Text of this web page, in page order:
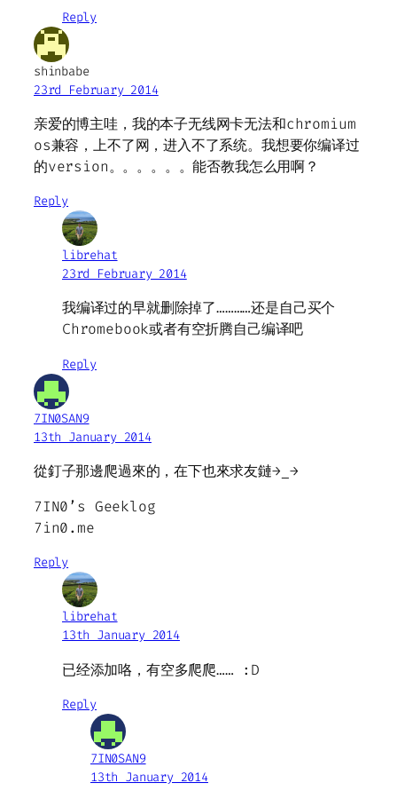
Reply
shinbabe
23rd February 2014
亲爱的博主哇，我的本子无线网卡无法和chromium
os兼容，上不了网，进入不了系统。我想要你编译过
的version。。。。。。能否教我怎么用啊？
Reply
librehat
23rd February 2014
我编译过的早就删除掉了…………还是自己买个
Chromebook或者有空折腾自己编译吧
Reply
7IN0SAN9
13th January 2014
從釘子那邊爬過來的，在下也來求友鏈→_→
7IN0’s Geeklog
7in0.me
Reply
librehat
13th January 2014
已经添加咯，有空多爬爬…… :D
Reply
7IN0SAN9
13th January 2014